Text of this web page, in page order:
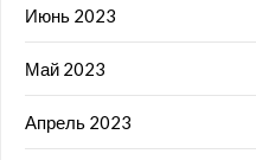
Июнь 2023
Май 2023
Апрель 2023